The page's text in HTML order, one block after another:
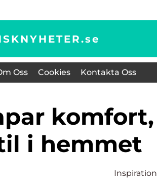
se
Oss Cookies Kontakta Oss
i hemmet
Inspiration